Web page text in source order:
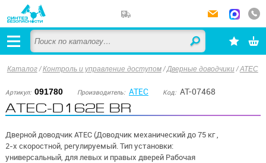
Каталог/Контроль и управление доступом /Дверные доводчики /ATEC
Артикул: 091780 Производитель: ATEC Код: AT-07468
ATEC-D162E BR
Дверной доводчик ATEC (Доводчик механический до 75 кг ,
2-х скоростной, регулируемый. Тип установки:
универсальный, для левых и правых дверей Рабочая